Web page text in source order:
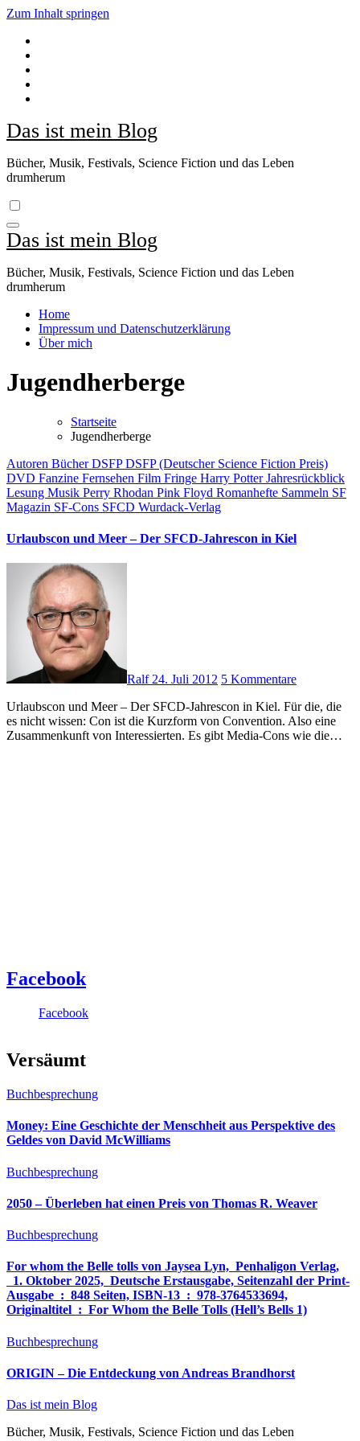
Zum Inhalt springen
Das ist mein Blog
Bücher, Musik, Festivals, Science Fiction und das Leben
drumherum
Das ist mein Blog
Bücher, Musik, Festivals, Science Fiction und das Leben
drumherum
Home
Impressum und Datenschutzerklärung
Über mich
Jugendherberge
Startseite
Jugendherberge
Autoren BücherDSFPDSFP (Deutscher Science Fiction Preis)
DVD Fanzine Fernsehen Film Fringe Harry PotterJahresrückblick
Lesung Musik Perry Rhodan Pink Floyd Romanhefte Sammeln SF
Magazin SF-Cons SFCD Wurdack-Verlag
Urlaubscon und Meer – Der SFCD-Jahrescon in Kiel
Ralf24. Juli 2012 5 Kommentare
Urlaubscon und Meer – Der SFCD-Jahrescon in Kiel. Für die, die
es nicht wissen: Con ist die Kurzform von Convention. Also eine
Zusammenkunft von Interessierten. Es gibt Media-Cons wie die…
Facebook
Facebook
Versäumt
Buchbesprechung
Money: Eine Geschichte der Menschheit aus Perspektive des
Geldes von David McWilliams
Buchbesprechung
2050 – Überleben hat einen Preis von Thomas R. Weaver
Buchbesprechung
For whom the Belle tolls von Jaysea Lyn, ‎ Penhaligon Verlag,
‎ 1. Oktober 2025, ‎ Deutsche Erstausgabe, Seitenzahl der Print-
Ausgabe ‏ : ‎ 848 Seiten, ISBN-13 ‏ : ‎ 978-3764533694,
Originaltitel ‏ : ‎ For Whom the Belle Tolls (Hell’s Bells 1)
Buchbesprechung
ORIGIN – Die Entdeckung von Andreas Brandhorst
Das ist mein Blog
Bücher, Musik, Festivals, Science Fiction und das Leben